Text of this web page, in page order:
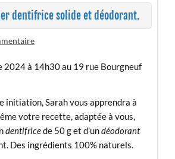
dentifrice solide et déodorant.
2024 à 14h30 au 19 rue Bourgneuf
initiation, Sarah vous apprendra à
votre recette, adaptée à vous,
dentifricede 50 g et d’undéodorant
Des ingrédients 100% naturels.